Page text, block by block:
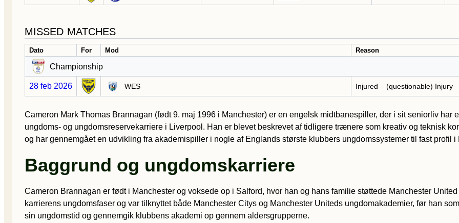
MISSED MATCHES
Dato For Mod Reason
Championship
28 feb 2026 WES Injured – (questionable) Injury
Cameron Mark Thomas Brannagan (født 9. maj 1996 i Manchester) er en engelsk midtbanespiller, der i sit seniorliv har
ungdoms- og ungdomsreservekarriere i Liverpool. Han er blevet beskrevet af tidligere trænere som kreativ og teknisk
og har gennemgået en udvikling fra akademispiller i nogle af Englands største klubbers ungdomssystemer til fast profil
Baggrund og ungdomskarriere
Cameron Brannagan er født i Manchester og voksede op i Salford, hvor han og hans familie støttede Manchester
karrierens ungdomsfaser og var tilknyttet både Manchester Citys og Manchester Uniteds ungdomakademier, før han
sin ungdomstid og gennemgik klubbens akademi op gennem aldersgrupperne.